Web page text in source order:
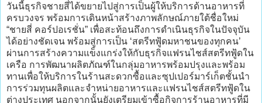
วันนี้ธุรกิจชายสี่ได้ขยายไปสู่การเป็นผู้ให้บริการด้านอาหารที่
ครบวงจร พร้อมการเดินหน้าสร้างภาพลักษณ์ภายใต้ชื่อใหม่
“ชายสี่ คอร์ปอเรชั่น” เพื่อสะท้อนถึงการดำเนินธุรกิจในปัจจุบัน
ได้อย่างชัดเจน พร้อมสู่การเป็น ‘สตรีทฟู้ดมหาชนของทุกคน’
ผ่านการสร้างความแข็งแกร่งให้กับธุรกิจแฟรนไชส์สตรีทฟู้ดใน
เครือ การพัฒนาผลิตภัณฑ์ในกลุ่มอาหารพร้อมปรุงและพร้อม
ทานเพื่อให้บริการในร้านสะดวกซื้อและซุปเปอร์มาร์เก็ตชั้นนำ
การร่วมทุนผลิตและจำหน่ายอาหารและแฟรนไชส์สตรีทฟู้ดใน
ต่างประเทศ นอกจากนั้นยังเตรียมเข้าซื้อกิจการร้านอาหารที่มี